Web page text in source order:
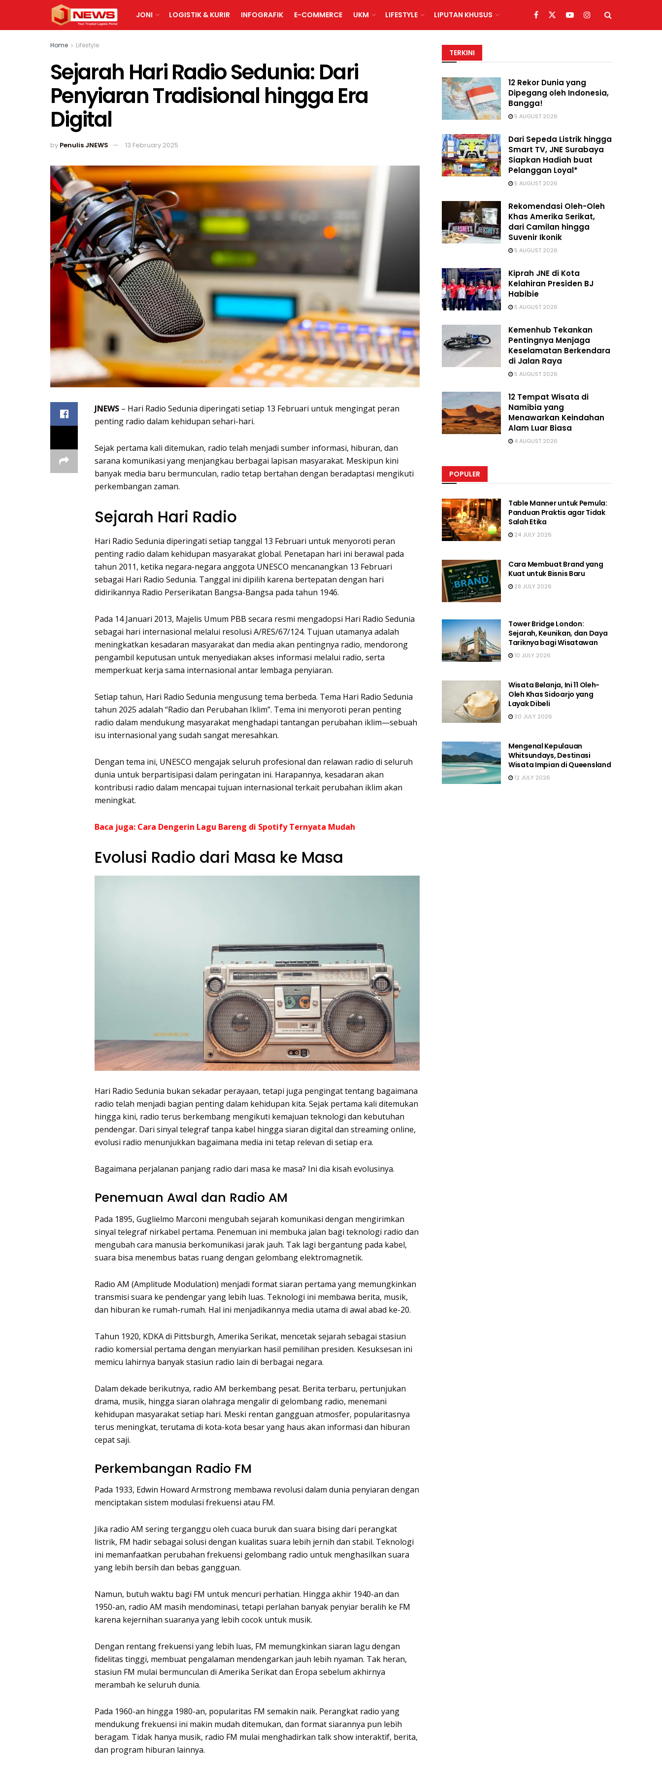
JONI LOGISTIK & KURIR INFOGRAFIK E-COMMERCE UKM LIFESTYLE LIPUTAN KHUSUS
Home Lifestyle
Sejarah Hari Radio Sedunia: Dari
Penyiaran Tradisional hingga Era
Digital
by Penulis JNEWS 13 February 2025
JNEWS – Hari Radio Sedunia diperingati setiap 13 Februari untuk mengingat peran
penting radio dalam kehidupan sehari-hari.
Sejak pertama kali ditemukan, radio telah menjadi sumber informasi, hiburan, dan
sarana komunikasi yang menjangkau berbagai lapisan masyarakat. Meskipun kini
banyak media baru bermunculan, radio tetap bertahan dengan beradaptasi mengikuti
perkembangan zaman.
Sejarah Hari Radio
Hari Radio Sedunia diperingati setiap tanggal 13 Februari untuk menyoroti peran
penting radio dalam kehidupan masyarakat global. Penetapan hari ini berawal pada
tahun 2011, ketika negara-negara anggota UNESCO mencanangkan 13 Februari
sebagai Hari Radio Sedunia. Tanggal ini dipilih karena bertepatan dengan hari
didirikannya Radio Perserikatan Bangsa-Bangsa pada tahun 1946.
Pada 14 Januari 2013, Majelis Umum PBB secara resmi mengadopsi Hari Radio Sedunia
sebagai hari internasional melalui resolusi A/RES/67/124. Tujuan utamanya adalah
meningkatkan kesadaran masyarakat dan media akan pentingnya radio, mendorong
pengambil keputusan untuk menyediakan akses informasi melalui radio, serta
memperkuat kerja sama internasional antar lembaga penyiaran.
Setiap tahun, Hari Radio Sedunia mengusung tema berbeda. Tema Hari Radio Sedunia
tahun 2025 adalah “Radio dan Perubahan Iklim”. Tema ini menyoroti peran penting
radio dalam mendukung masyarakat menghadapi tantangan perubahan iklim—sebuah
isu internasional yang sudah sangat meresahkan.
Dengan tema ini, UNESCO mengajak seluruh profesional dan relawan radio di seluruh
dunia untuk berpartisipasi dalam peringatan ini. Harapannya, kesadaran akan
kontribusi radio dalam mencapai tujuan internasional terkait perubahan iklim akan
meningkat.
Baca juga: Cara Dengerin Lagu Bareng di Spotify Ternyata Mudah
Evolusi Radio dari Masa ke Masa
Hari Radio Sedunia bukan sekadar perayaan, tetapi juga pengingat tentang bagaimana
radio telah menjadi bagian penting dalam kehidupan kita. Sejak pertama kali ditemukan
hingga kini, radio terus berkembang mengikuti kemajuan teknologi dan kebutuhan
pendengar. Dari sinyal telegraf tanpa kabel hingga siaran digital dan streaming online,
evolusi radio menunjukkan bagaimana media ini tetap relevan di setiap era.
Bagaimana perjalanan panjang radio dari masa ke masa? Ini dia kisah evolusinya.
Penemuan Awal dan Radio AM
Pada 1895, Guglielmo Marconi mengubah sejarah komunikasi dengan mengirimkan
sinyal telegraf nirkabel pertama. Penemuan ini membuka jalan bagi teknologi radio dan
mengubah cara manusia berkomunikasi jarak jauh. Tak lagi bergantung pada kabel,
suara bisa menembus batas ruang dengan gelombang elektromagnetik.
Radio AM (Amplitude Modulation) menjadi format siaran pertama yang memungkinkan
transmisi suara ke pendengar yang lebih luas. Teknologi ini membawa berita, musik,
dan hiburan ke rumah-rumah. Hal ini menjadikannya media utama di awal abad ke-20.
Tahun 1920, KDKA di Pittsburgh, Amerika Serikat, mencetak sejarah sebagai stasiun
radio komersial pertama dengan menyiarkan hasil pemilihan presiden. Kesuksesan ini
memicu lahirnya banyak stasiun radio lain di berbagai negara.
Dalam dekade berikutnya, radio AM berkembang pesat. Berita terbaru, pertunjukan
drama, musik, hingga siaran olahraga mengalir di gelombang radio, menemani
kehidupan masyarakat setiap hari. Meski rentan gangguan atmosfer, popularitasnya
terus meningkat, terutama di kota-kota besar yang haus akan informasi dan hiburan
cepat saji.
Perkembangan Radio FM
Pada 1933, Edwin Howard Armstrong membawa revolusi dalam dunia penyiaran dengan
menciptakan sistem modulasi frekuensi atau FM.
Jika radio AM sering terganggu oleh cuaca buruk dan suara bising dari perangkat
listrik, FM hadir sebagai solusi dengan kualitas suara lebih jernih dan stabil. Teknologi
ini memanfaatkan perubahan frekuensi gelombang radio untuk menghasilkan suara
yang lebih bersih dan bebas gangguan.
Namun, butuh waktu bagi FM untuk mencuri perhatian. Hingga akhir 1940-an dan
1950-an, radio AM masih mendominasi, tetapi perlahan banyak penyiar beralih ke FM
karena kejernihan suaranya yang lebih cocok untuk musik.
Dengan rentang frekuensi yang lebih luas, FM memungkinkan siaran lagu dengan
fidelitas tinggi, membuat pengalaman mendengarkan jauh lebih nyaman. Tak heran,
stasiun FM mulai bermunculan di Amerika Serikat dan Eropa sebelum akhirnya
merambah ke seluruh dunia.
Pada 1960-an hingga 1980-an, popularitas FM semakin naik. Perangkat radio yang
mendukung frekuensi ini makin mudah ditemukan, dan format siarannya pun lebih
beragam. Tidak hanya musik, radio FM mulai menghadirkan talk show interaktif, berita,
dan program hiburan lainnya.
TERKINI
12 Rekor Dunia yang
Dipegang oleh Indonesia,
Bangga!
5 AUGUST 2026
Dari Sepeda Listrik hingga
Smart TV, JNE Surabaya
Siapkan Hadiah buat
Pelanggan Loyal*
5 AUGUST 2026
Rekomendasi Oleh-Oleh
Khas Amerika Serikat,
dari Camilan hingga
Suvenir Ikonik
5 AUGUST 2026
Kiprah JNE di Kota
Kelahiran Presiden BJ
Habibie
5 AUGUST 2026
Kemenhub Tekankan
Pentingnya Menjaga
Keselamatan Berkendara
di Jalan Raya
5 AUGUST 2026
12 Tempat Wisata di
Namibia yang
Menawarkan Keindahan
Alam Luar Biasa
4 AUGUST 2026
POPULER
Table Manner untuk Pemula:
Panduan Praktis agar Tidak
Salah Etika
24 JULY 2026
Cara Membuat Brand yang
Kuat untuk Bisnis Baru
29 JULY 2026
Tower Bridge London:
Sejarah, Keunikan, dan Daya
Tariknya bagi Wisatawan
10 JULY 2026
Wisata Belanja, Ini 11 Oleh-
Oleh Khas Sidoarjo yang
Layak Dibeli
30 JULY 2026
Mengenal Kepulauan
Whitsundays, Destinasi
Wisata Impian di Queensland
12 JULY 2026